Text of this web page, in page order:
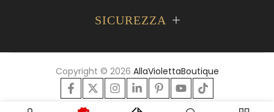
SICUREZZA
Copyright © 2026 AllaViolettaBoutique